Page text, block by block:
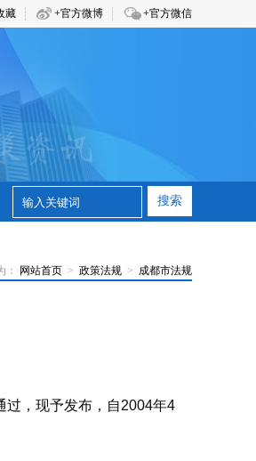
+官方微信
+官方微博
藏
搜索
： 网站首页 > 政策法规 > 成都市法规
过，现予发布，自2004年4